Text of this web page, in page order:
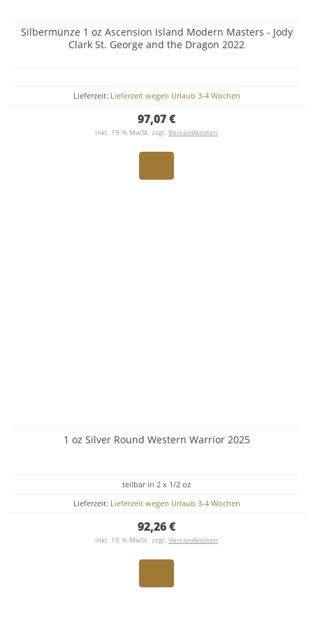
Silbermünze 1 oz Ascension Island Modern Masters - Jody
Clark St. George and the Dragon 2022
Lieferzeit: Lieferzeit wegen Urlaub 3-4 Wochen
97,07 €
inkl. 19 % MwSt. zzgl. Versandkosten
1 oz Silver Round Western Warrior 2025
teilbar in 2 x 1/2 oz
Lieferzeit: Lieferzeit wegen Urlaub 3-4 Wochen
92,26 €
inkl. 19 % MwSt. zzgl. Versandkosten